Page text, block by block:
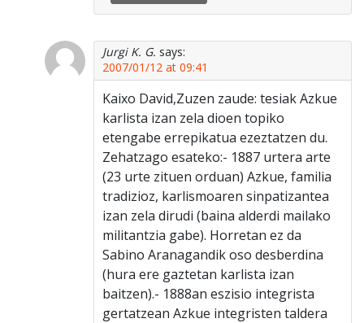
Jurgi K. G. says:
2007/01/12 at 09:41
Kaixo David,Zuzen zaude: tesiak Azkue
karlista izan zela dioen topiko
etengabe errepikatua ezeztatzen du.
Zehatzago esateko:- 1887 urtera arte
(23 urte zituen orduan) Azkue, familia
tradizioz, karlismoaren sinpatizantea
izan zela dirudi (baina alderdi mailako
militantzia gabe). Horretan ez da
Sabino Aranagandik oso desberdina
(hura ere gaztetan karlista izan
baitzen).- 1888an eszisio integrista
gertatzean Azkue integristen taldera